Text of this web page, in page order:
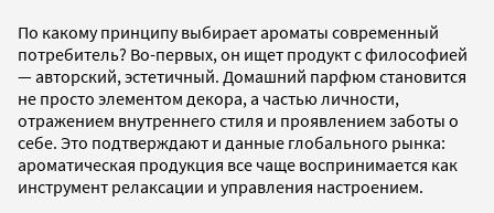
По какому принципу выбирает ароматы современный
потребитель? Во-первых, он ищет продукт с философией
— авторский, эстетичный. Домашний парфюм становится
не просто элементом декора, а частью личности,
отражением внутреннего стиля и проявлением заботы о
себе. Это подтверждают и данные глобального рынка:
ароматическая продукция все чаще воспринимается как
инструмент релаксации и управления настроением.